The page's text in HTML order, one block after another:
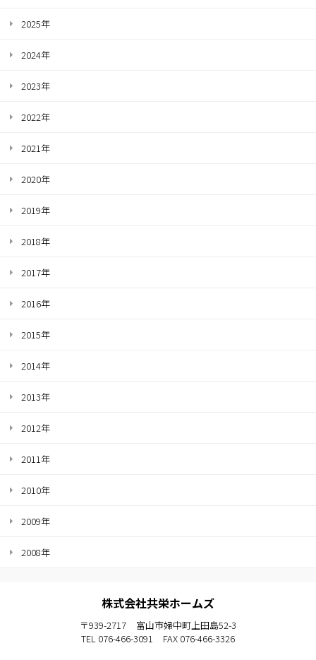
2025年
2024年
2023年
2022年
2021年
2020年
2019年
2018年
2017年
2016年
2015年
2014年
2013年
2012年
2011年
2010年
2009年
2008年
株式会社共栄ホームズ
〒939-2717
富山市婦中町上田島52-3
TEL 076-466-3091
FAX 076-466-3326